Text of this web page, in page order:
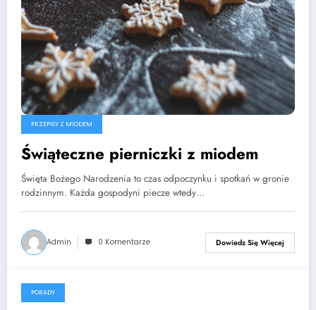
PRZEPISY Z MIODEM
Świąteczne pierniczki z miodem
Święta Bożego Narodzenia to czas odpoczynku i spotkań w gronie
rodzinnym. Każda gospodyni piecze wtedy…
Admin 0 Komentarze Dowiedz Się Więcej
19 listopada, 2012
PORADY